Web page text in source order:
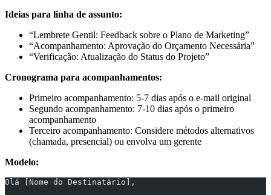
Ideias para linha de assunto:
“Lembrete Gentil: Feedback sobre o Plano de Marketing”
“Acompanhamento: Aprovação do Orçamento Necessária”
“Verificação: Atualização do Status do Projeto”
Cronograma para acompanhamentos:
Primeiro acompanhamento: 5-7 dias após o e-mail original
Segundo acompanhamento: 7-10 dias após o primeiro
acompanhamento
Terceiro acompanhamento: Considere métodos alternativos
(chamada, presencial) ou envolva um gerente
Modelo:
Olá [Nome do Destinatário],